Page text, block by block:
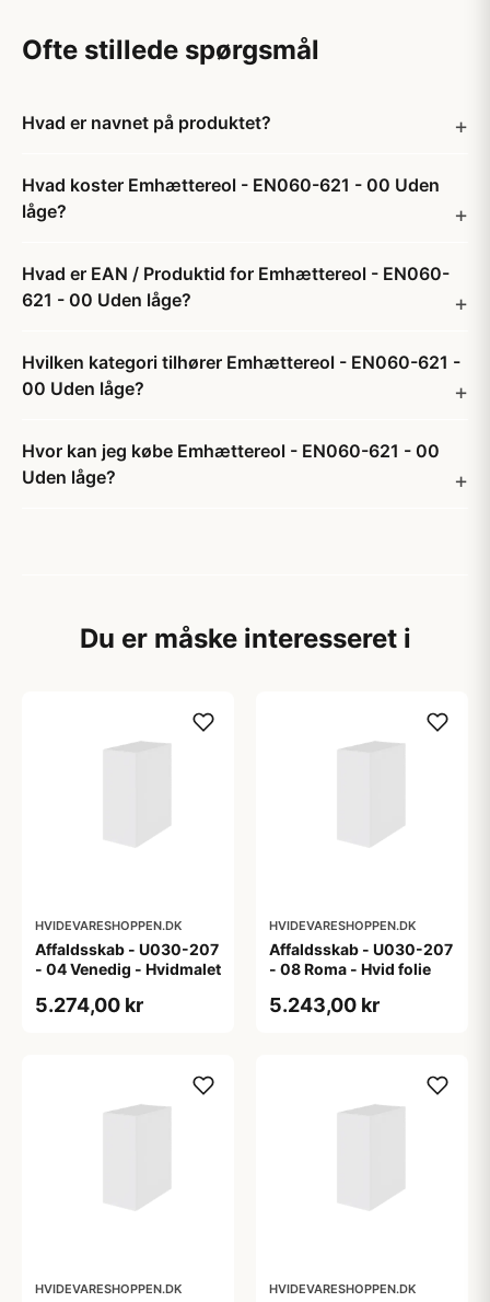
Ofte stillede spørgsmål
Hvad er navnet på produktet?
Hvad koster Emhættereol - EN060-621 - 00 Uden
låge?
Hvad er EAN / Produktid for Emhættereol - EN060-
621 - 00 Uden låge?
Hvilken kategori tilhører Emhættereol - EN060-621 -
00 Uden låge?
Hvor kan jeg købe Emhættereol - EN060-621 - 00
Uden låge?
Du er måske interesseret i
HVIDEVARESHOPPEN.DK
Affaldsskab - U030-207
- 04 Venedig - Hvidmalet
5.274,00 kr
HVIDEVARESHOPPEN.DK
Affaldsskab - U030-207
- 08 Roma - Hvid folie
5.243,00 kr
HVIDEVARESHOPPEN.DK HVIDEVARESHOPPEN.DK